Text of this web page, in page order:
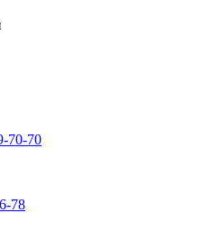
70-70
78